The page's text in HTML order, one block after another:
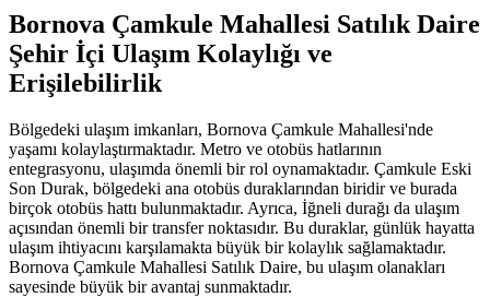
Bornova Çamkule Mahallesi Satılık Daire
Şehir İçi Ulaşım Kolaylığı ve
Erişilebilirlik
Bölgedeki ulaşım imkanları, Bornova Çamkule Mahallesi'nde
yaşamı kolaylaştırmaktadır. Metro ve otobüs hatlarının
entegrasyonu, ulaşımda önemli bir rol oynamaktadır. Çamkule Eski
Son Durak, bölgedeki ana otobüs duraklarından biridir ve burada
birçok otobüs hattı bulunmaktadır. Ayrıca, İğneli durağı da ulaşım
açısından önemli bir transfer noktasıdır. Bu duraklar, günlük hayatta
ulaşım ihtiyacını karşılamakta büyük bir kolaylık sağlamaktadır.
Bornova Çamkule Mahallesi Satılık Daire, bu ulaşım olanakları
sayesinde büyük bir avantaj sunmaktadır.